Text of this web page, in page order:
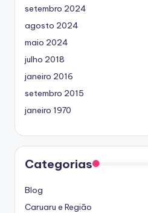
setembro 2024
agosto 2024
maio 2024
julho 2018
janeiro 2016
setembro 2015
janeiro 1970
Categorias
Blog
Caruaru e Região